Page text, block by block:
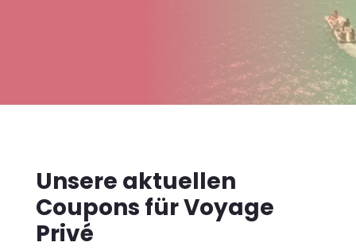
Unsere aktuellen
Coupons für Voyage
Privé